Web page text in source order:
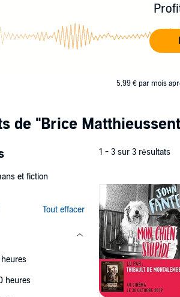
5,99 € par mois
de "Brice
et fiction
Tout effacer
heures
1 - 3 sur 3 résultats